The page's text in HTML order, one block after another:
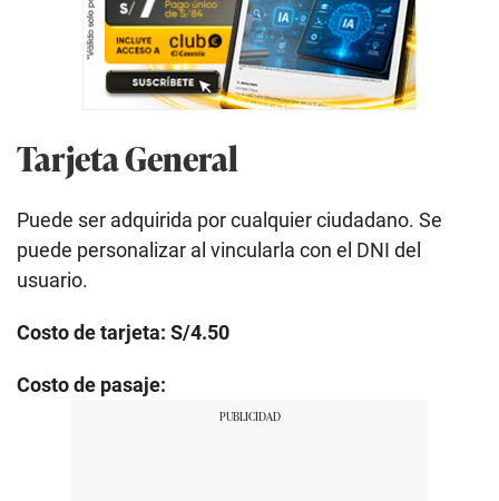
Tarjeta General
Puede ser adquirida por cualquier ciudadano. Se
puede personalizar al vincularla con el DNI del
usuario.
Costo de tarjeta: S/4.50
Costo de pasaje: